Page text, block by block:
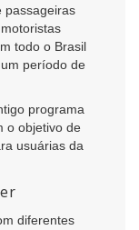
passageiras
todo o Brasil
período de
programa
o objetivo de
usuárias da
diferentes